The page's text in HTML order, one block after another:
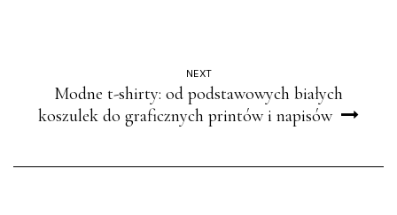
NEXT
Modne t-shirty: od podstawowych białych
koszulek do graficznych printów i napisów